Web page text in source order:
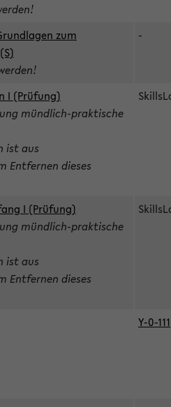
zum
-
I (Prüfung)
mündlich-praktische
ist aus
Entfernen dieses
I (Prüfung)
mündlich-praktische
ist aus
Entfernen dieses
Y-0-111